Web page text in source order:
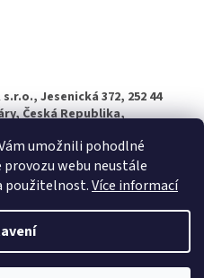
umožnili pohodlné
webu neustále
použitelnost.Více informací
s.r.o., Jesenická 372, 252 44
Česká Republika,
e-shop CF Group CZ & SK.